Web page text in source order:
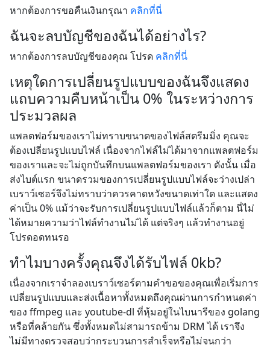
หากต้องการขอคืนเงินกรุณา คลิกที่นี่
ฉันจะลบบัญชีของฉันได้อย่างไร?
หากต้องการลบบัญชีของคุณ โปรด คลิกที่นี่
เหตุใดการเปลี่ยนรูปแบบของฉันจึงแสดง
แถบความคืบหน้าเป็น 0% ในระหว่างการ
ประมวลผล
แพลตฟอร์มของเราไม่ทราบขนาดของไฟล์สตรีมมิ่ง คุณจะ
ต้องเปลี่ยนรูปแบบไฟล์ เนื่องจากไฟล์ไม่ได้มาจากแพลตฟอร์ม
ของเราและจะไม่ถูกบันทึกบนแพลตฟอร์มของเรา ดังนั้น เมื่อ
ส่งไบต์แรก ขนาดรวมของการเปลี่ยนรูปแบบไฟล์จะว่างเปล่า
เบราว์เซอร์จึงไม่ทราบว่าควรคาดหวังขนาดเท่าใด และแสดง
ค่าเป็น 0% แม้ว่าจะรับการเปลี่ยนรูปแบบไฟล์แล้วก็ตาม นี่ไม่
ได้หมายความว่าไฟล์ทำงานไม่ได้ แต่จริงๆ แล้วทำงานอยู่
โปรดอดทนรอ
ทำไมบางครั้งคุณจึงได้รับไฟล์ 0kb?
เนื่องจากเราจำลองเบราว์เซอร์ตามคำขอของคุณเพื่อเริ่มการ
เปลี่ยนรูปแบบและส่งเนื้อหาทั้งหมดถึงคุณผ่านการกำหนดค่า
ของ ffmpeg และ youtube-dl ที่หุ้มอยู่ในไบนารีของ golang
หรือที่คล้ายกัน ซึ่งทั้งหมดไม่สามารถข้าม DRM ได้ เราจึง
ไม่มีทางตรวจสอบว่ากระบวนการสำเร็จหรือไม่จนกว่า